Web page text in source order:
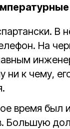
В
На
ни к чему,
время был
Большую